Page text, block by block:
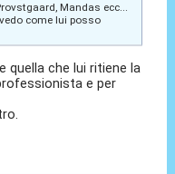
Mandas ecc...
come lui posso
quella che lui ritiene la
e per